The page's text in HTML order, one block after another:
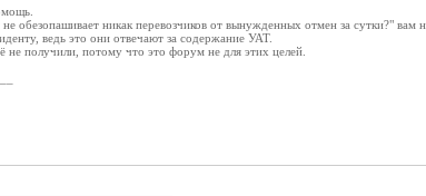
обезопашивает никак перевозчиков от вынужденных отмен за сутки?" вам
ведь это они отвечают за содержание УАТ.
получили, потому что это форум не для этих целей.